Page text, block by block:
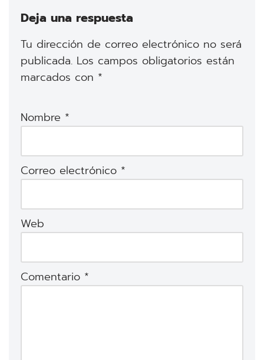
Deja una respuesta
Tu dirección de correo electrónico no será
publicada. Los campos obligatorios están
marcados con *
Nombre *
Correo electrónico *
Web
Comentario *